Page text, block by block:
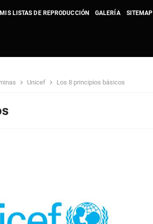
MIS LISTAS DE REPRODUCCIÓN GALERÍA SITEMAP
- Sight of Wonders - CTBlog
Unicef Los 8 principios básicos